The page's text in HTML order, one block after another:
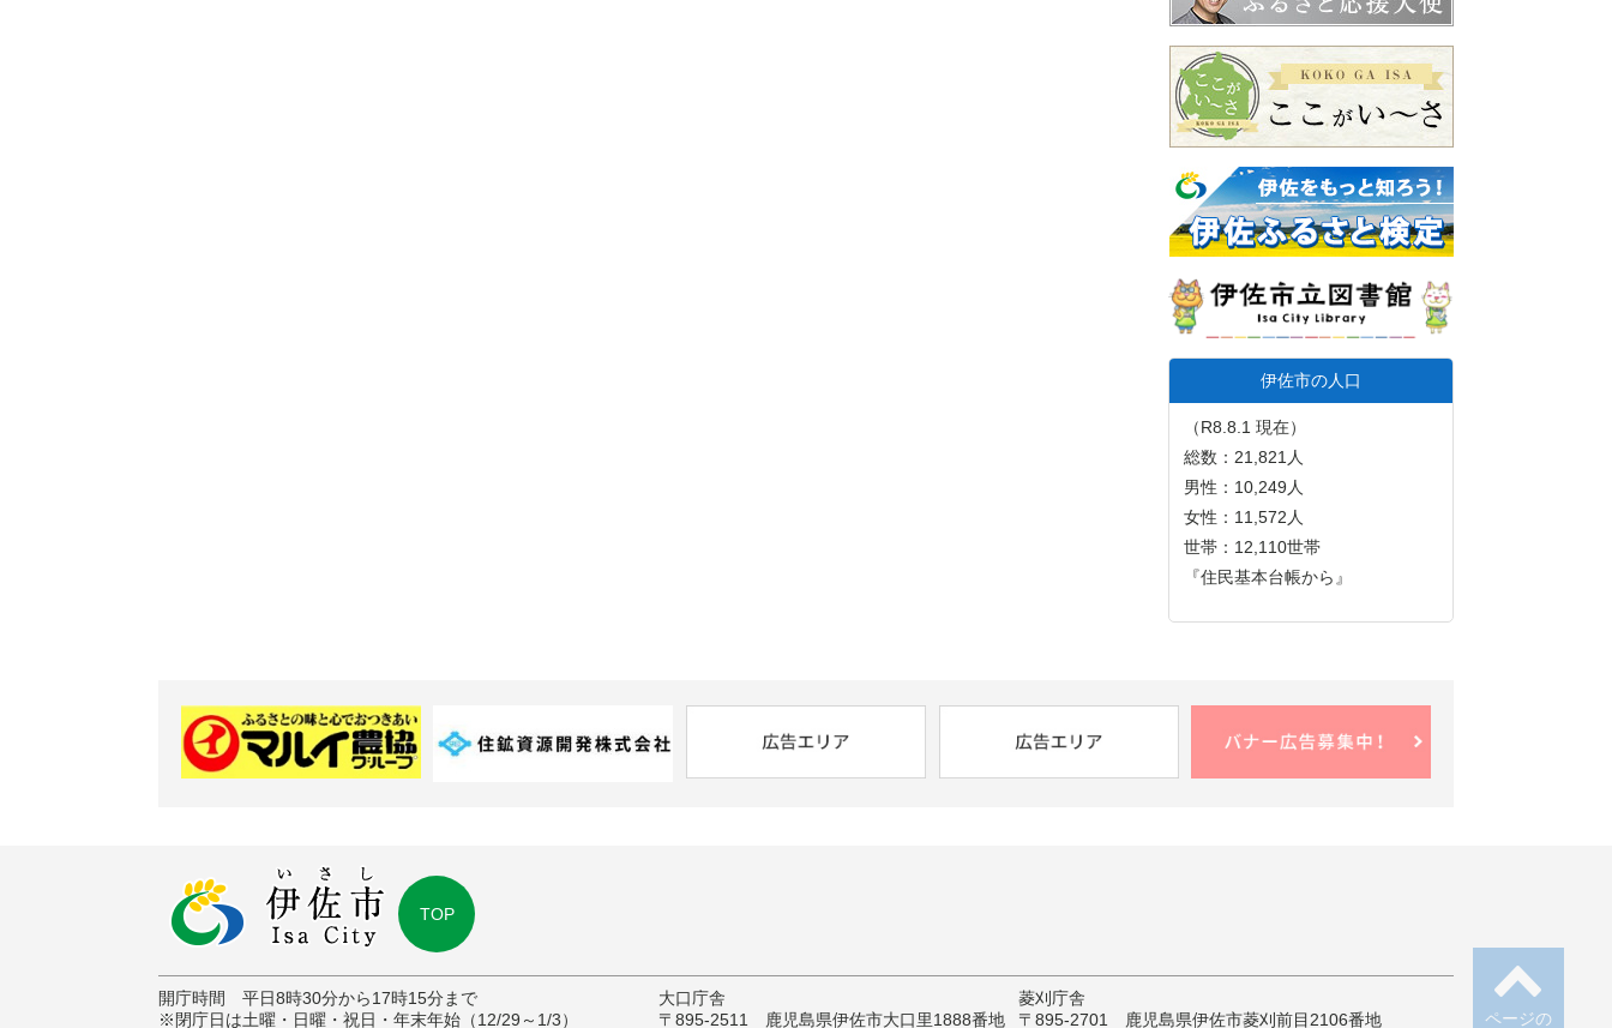
伊佐市の人口
（R8.8.1 現在）
総数：21,821人
男性：10,249人
女性：11,572人
世帯：12,110世帯
『住民基本台帳から』
ページの
TOP
開庁時間 平日8時30分から17時15分まで
※閉庁日は土曜・日曜・祝日・年末年始（12/29～1/3）
大口庁舎
〒895-2511 鹿児島県伊佐市大口里1888番地
菱刈庁舎
〒895-2701 鹿児島県伊佐市菱刈前目2106番地